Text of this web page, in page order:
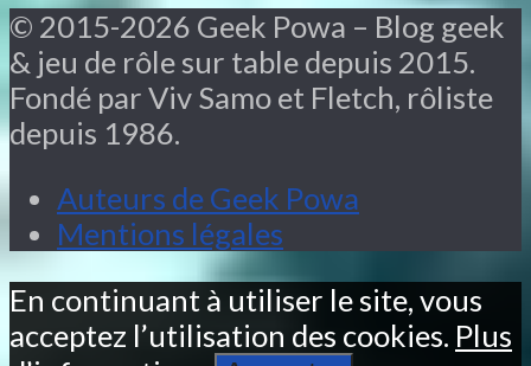
© 2015-2026 Geek Powa – Blog geek
& jeu de rôle sur table depuis 2015.
Fondé par Viv Samo et Fletch, rôliste
depuis 1986.
Auteurs de Geek Powa
Mentions légales
En continuant à utiliser le site, vous
acceptez l’utilisation des cookies. Plus